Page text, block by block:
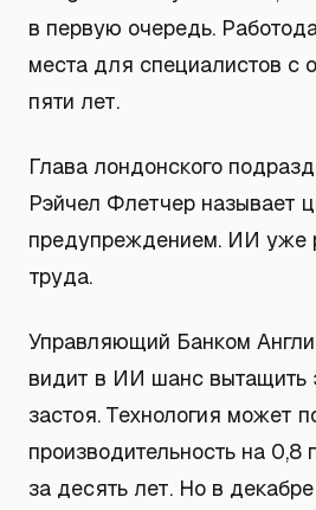
в первую очередь.
места для специалистов с
пяти лет.
Глава лондонского
Рэйчел Флетчер называет
предупреждением. ИИ уже
труда.
Управляющий Банком
видит в ИИ шанс вытащить
застоя. Технология может
производительность на 0,8
за десять лет. Но в